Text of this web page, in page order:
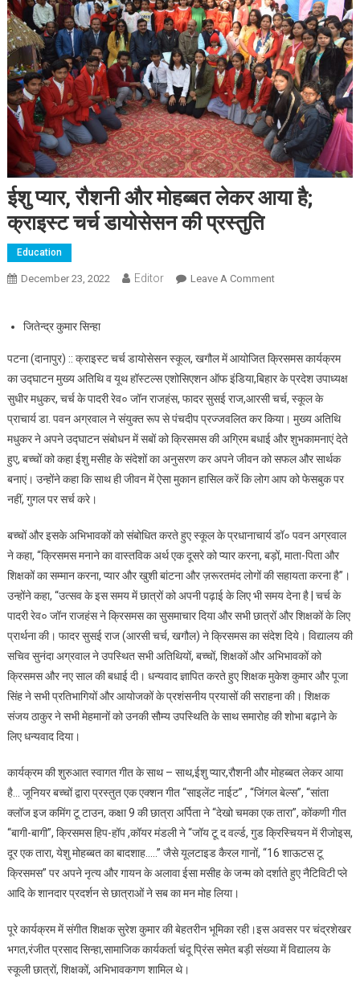
ईशु प्यार, रौशनी और मोहब्बत लेकर आया है;
क्राइस्ट चर्च डायोसेसन की प्रस्तुति
Education
December 23, 2022 Editor Leave A CommentOn ईशु प्यार, रौशनी
जितेन्द्र कुमार सिन्हा
पटना (दानापुर) :: क्राइस्ट चर्च डायोसेसन स्कूल, खगौल में आयोजित क्रिसमस कार्यक्रम
का उद्घाटन मुख्य अतिथि व यूथ हॉस्टल्स एशोसिएशन ऑफ इंडिया,बिहार के प्रदेश उपाध्यक्ष
सुधीर मधुकर, चर्च के पादरी रेव० जॉन राजहंस, फादर सुसई राज,आरसी चर्च, स्कूल के
प्राचार्य डा. पवन अग्रवाल ने संयुक्त रूप से पंचदीप प्रज्जवलित कर किया। मुख्य अतिथि
मधुकर ने अपने उद्घाटन संबोधन में सबों को क्रिसमस की अग्रिम बधाई और शुभकामनाएं देते
हुए, बच्चों को कहा ईशु मसीह के संदेशों का अनुसरण कर अपने जीवन को सफल और सार्थक
बनाएं। उन्होंने कहा कि साथ ही जीवन में ऐसा मुकान हासिल करें कि लोग आप को फेसबुक पर
नहीं, गुगल पर सर्च करे।
बच्चों और इसके अभिभावकों को संबोधित करते हुए स्कूल के प्रधानाचार्य डॉ० पवन अग्रवाल
ने कहा, “क्रिसमस मनाने का वास्तविक अर्थ एक दूसरे को प्यार करना, बड़ों, माता-पिता और
शिक्षकों का सम्मान करना, प्यार और खुशी बांटना और ज़रूरतमंद लोगों की सहायता करना है”।
उन्होंने कहा, “उत्सव के इस समय में छात्रों को अपनी पढ़ाई के लिए भी समय देना है | चर्च के
पादरी रेव० जॉन राजहंस ने क्रिसमस का सुसमाचार दिया और सभी छात्रों और शिक्षकों के लिए
प्रार्थना की। फादर सुसई राज (आरसी चर्च, खगौल) ने क्रिसमस का संदेश दिये। विद्यालय की
सचिव सुनंदा अग्रवाल ने उपस्थित सभी अतिथियों, बच्चों, शिक्षकों और अभिभावकों को
क्रिसमस और नए साल की बधाई दी। धन्यवाद ज्ञापित करते हुए शिक्षक मुकेश कुमार और पूजा
सिंह ने सभी प्रतिभागियों और आयोजकों के प्रशंसनीय प्रयासों की सराहना की। शिक्षक
संजय ठाकुर ने सभी मेहमानों को उनकी सौम्य उपस्थिति के साथ समारोह की शोभा बढ़ाने के
लिए धन्यवाद दिया।
कार्यक्रम की शुरुआत स्वागत गीत के साथ – साथ,ईशु प्यार,रौशनी और मोहब्बत लेकर आया
है… जूनियर बच्चों द्वारा प्रस्तुत एक एक्शन गीत “साइलेंट नाईट” , “जिंगल बेल्स”, “सांता
क्लॉज इज कमिंग टू टाउन, कक्षा 9 की छात्रा अर्पिता ने “देखो चमका एक तारा”, कोंकणी गीत
“बागी-बागी”, क्रिसमस हिप-हॉप ,कॉयर मंडली ने “जॉय टू द वर्ल्ड, गुड क्रिस्चियन में रीजोइस,
दूर एक तारा, येशु मोहब्बत का बादशाह…..” जैसे यूलटाइड कैरल गानों, “16 शाऊटस टू
क्रिसमस” पर अपने नृत्य और गायन के अलावा ईसा मसीह के जन्म को दर्शाते हुए नैटिविटी प्ले
आदि के शानदार प्रदर्शन से छात्राओं ने सब का मन मोह लिया।
पूरे कार्यक्रम में संगीत शिक्षक सुरेश कुमार की बेहतरीन भूमिका रही।इस अवसर पर चंद्रशेखर
भगत,रंजीत प्रसाद सिन्हा,सामाजिक कार्यकर्ता चंदू प्रिंस समेत बड़ी संख्या में विद्यालय के
स्कूली छात्रों, शिक्षकों, अभिभावकगण शामिल थे।